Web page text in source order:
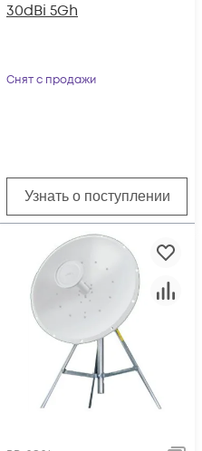
30dBi 5Gh
Снят с продажи
Узнать о поступлении